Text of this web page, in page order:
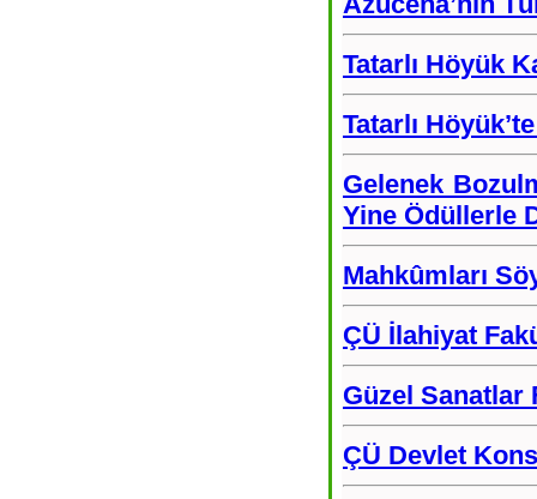
Tatarlı Höyük
Tatarlı
Gelenek
Yine Ödüllerle
Mahkûmları
ÇÜ İlahiyat
Güzel Sanatlar
ÇÜ Devlet